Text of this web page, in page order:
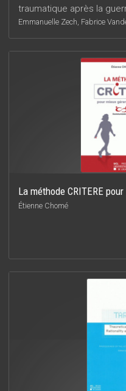
traumatique après la
Emmanuelle Zech, Fabrice
La méthode CRITERE
Étienne Chomé